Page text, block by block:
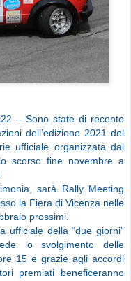
– Sono state di recente
dell’edizione 2021 del
ufficiale organizzata dal
scorso fine novembre a
sarà Rally Meeting
la Fiera di Vicenza nelle
prossimi.
ufficiale della “due giorni”
lo svolgimento delle
15 e grazie agli accordi
premiati beneficeranno